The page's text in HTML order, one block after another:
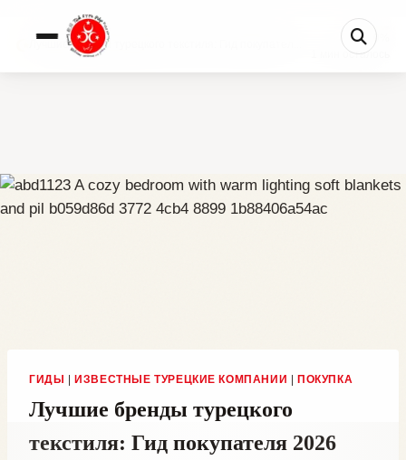
Лучшие бренды турецкого текстиля: Гид покупател...
0%
1 мин осталось
ГИДЫ |ИЗВЕСТНЫЕ ТУРЕЦКИЕ КОМПАНИИ |ПОКУПКА
Лучшие бренды турецкого
текстиля: Гид покупателя 2026